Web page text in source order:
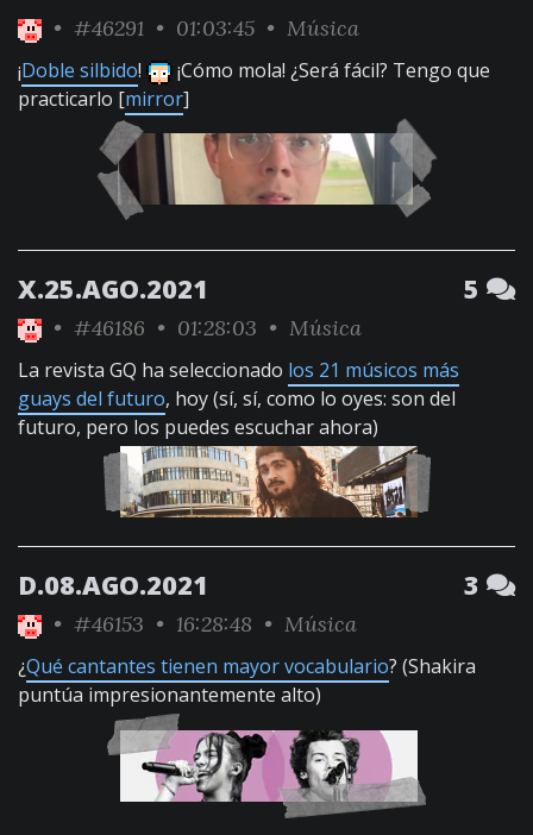
• #46291 • 01:03:45 • Música
¡Doble silbido!
¡Cómo mola! ¿Será fácil? Tengo que
practicarlo [mirror]
X.25.AGO.2021 5
• #46186 • 01:28:03 • Música
La revista GQ ha seleccionado los 21 músicos más
guays del futuro, hoy (sí, sí, como lo oyes: son del
futuro, pero los puedes escuchar ahora)
D.08.AGO.2021 3
• #46153 • 16:28:48 • Música
¿Qué cantantes tienen mayor vocabulario? (Shakira
puntúa impresionantemente alto)